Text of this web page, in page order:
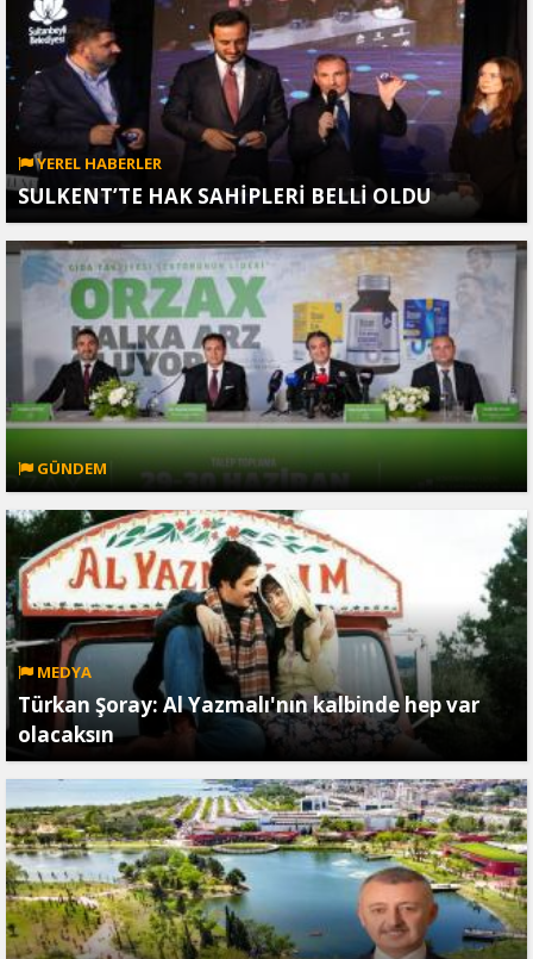
YEREL HABERLER
SULKENT’TE HAK SAHİPLERİ BELLİ OLDU
GÜNDEM
MEDYA
Türkan Şoray: Al Yazmalı'nın kalbinde hep var
olacaksın